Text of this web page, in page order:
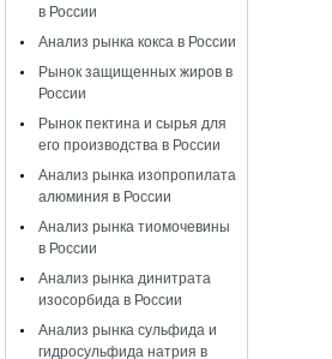
в России
Анализ рынка кокса в России
Рынок защищенных жиров в
России
Рынок пектина и сырья для
его производства в России
Анализ рынка изопропилата
алюминия в России
Анализ рынка тиомочевины
в России
Анализ рынка динитрата
изосорбида в России
Анализ рынка сульфида и
гидросульфида натрия в